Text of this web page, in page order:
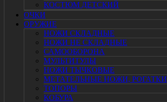
КОСТЮМ ДЕТСКИЙ
ОЧКИ
ОРУЖИЕ
НОЖИ СКЛАДНЫЕ
НОЖИ НЕ СКЛАДНЫЕ
САМООБОРОНА
МУЛЬТИТУЛЫ
НОЖИ ТЫЧКОВЫЕ
МЕТАТЕЛЬНЫЕ НОЖИ, РОГАТКИ
ТОПОРЫ
КОБУРА